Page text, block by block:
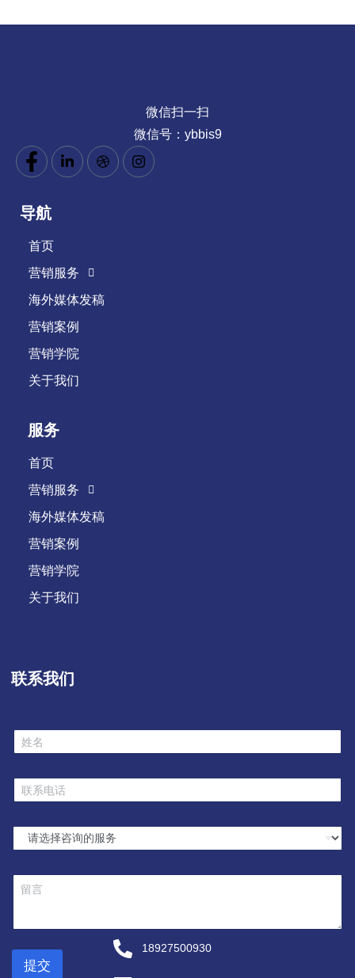
微信扫一扫
微信号：ybbis9
导航
首页
营销服务
海外媒体发稿
营销案例
营销学院
关于我们
服务
首页
营销服务
海外媒体发稿
营销案例
营销学院
关于我们
联系我们
姓
名
联
系
话
选
择
务
留
言
提交
18927500930